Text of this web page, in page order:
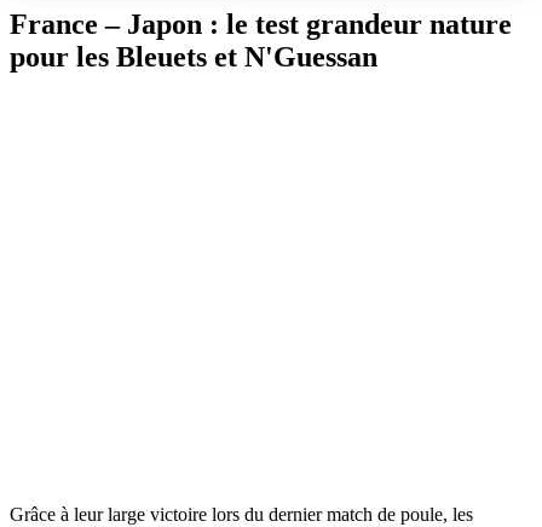
France – Japon : le test grandeur nature
pour les Bleuets et N'Guessan
Grâce à leur large victoire lors du dernier match de poule, les